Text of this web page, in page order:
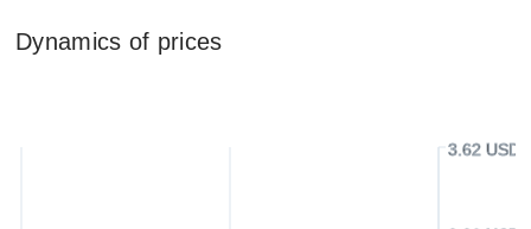
Dynamics of prices
3.62 USD